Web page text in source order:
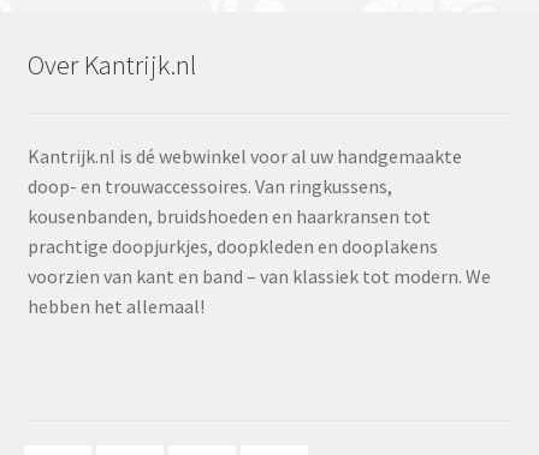
Over Kantrijk.nl
Kantrijk.nl is dé webwinkel voor al uw handgemaakte
doop- en trouwaccessoires. Van ringkussens,
kousenbanden, bruidshoeden en haarkransen tot
prachtige doopjurkjes, doopkleden en dooplakens
voorzien van kant en band – van klassiek tot modern. We
hebben het allemaal!